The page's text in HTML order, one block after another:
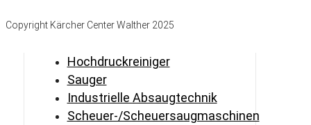
Copyright Kärcher Center Walther 2025
Hochdruckreiniger
Sauger
Industrielle Absaugtechnik
Scheuer-/Scheuersaugmaschinen